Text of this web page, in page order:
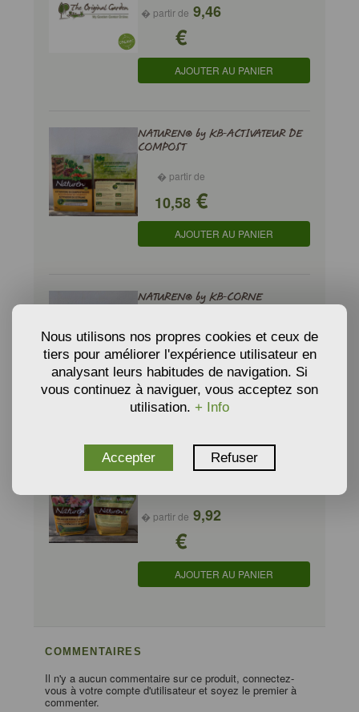
� partir de 9,46
€
AJOUTER AU PANIER
NATUREN® by KB-ACTIVATEUR DE
COMPOST
� partir de
10,58€
AJOUTER AU PANIER
NATUREN® by KB-CORNE
� partir de
11,91€
AJOUTER AU PANIER
NATUREN® by KB-ENGRAIS
HORTENSIAS ET PLANTES
� partir de 9,92
€
AJOUTER AU PANIER
COMMENTAIRES
Il n'y a aucun commentaire sur ce produit, connectez-
vous à votre compte d'utilisateur et soyez le premier à
commenter.
Nous utilisons nos propres cookies et ceux de
tiers pour améliorer l'expérience utilisateur en
analysant leurs habitudes de navigation. Si
vous continuez à naviguer, vous acceptez son
utilisation. + Info
Accepter Refuser